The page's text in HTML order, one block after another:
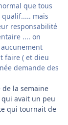
que tous
qualif..... mais
responsabilité
.... on
faire ( et dieu
demande des
de la semaine
avait un peu
qui tournait de